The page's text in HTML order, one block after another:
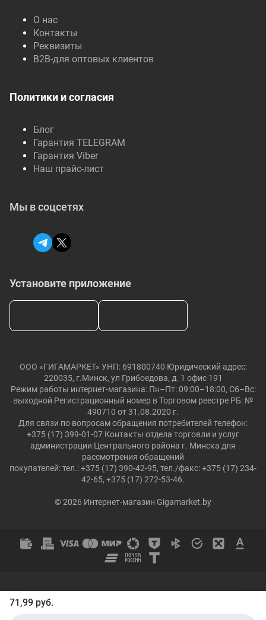
71,99 руб.
О нас
Контакты
Реквизиты
B2B-для оптовых клиентов
Политики и согласия
Блог
Гарантия TELEGRAM
Гарантия Viber
Наш прайс-лист
Установите приложение
Мы в соцсетях
ООО «ГИГАМАРКЕТ» УНП: 691800740 Юридический адрес:
220035, г.Минск, ул Грибоедова, д. 1 офис 191
Режим работы интернет-магазина: Пн–Пт: 09:00–18:00, Сб–Вс:
выходной Регистрационный номер в Торговом реестре РБ: №
490710 от 31.08.2020 г.
Для связи по вопросам обращения потребителей телефон:
+375 (17) 399-01-07 Контакты отдела торговли и услуг
администрации Центрального района г. Минска для
рассмотрения обращений
покупателей: тел.: +375 (17) 390-42-95, тел./факс: +375 (17) 234-
42-65, +375 (17) 272-53-46.
© 2026 Интернет-магазин Gigamarket.by